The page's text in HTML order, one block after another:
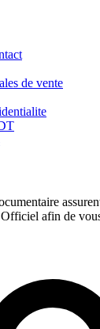
de vente
afin de